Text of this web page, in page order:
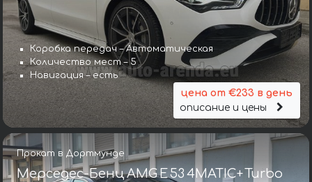
Коробка передач – Автоматическая
Количество мест – 5
Навигация – есть
цена от €233 в день
описание и цены
Прокат в Дортмунде
Мерседес-Бенц AMG E 53 4MATIC+ Turbo